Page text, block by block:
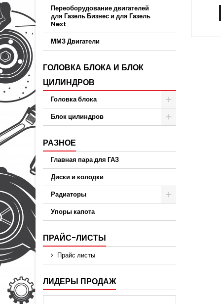
Переоборудование двигателей
для Газель Бизнес и для Газель
Next
ММЗ Двигатели
ГОЛОВКА БЛОКА И БЛОК
ЦИЛИНДРОВ
Головка блока
Блок цилиндров
РАЗНОЕ
Главная пара для ГАЗ
Диски и колодки
Радиаторы
Упоры капота
ПРАЙС-ЛИСТЫ
Прайс листы
ЛИДЕРЫ ПРОДАЖ
3302-
на
на